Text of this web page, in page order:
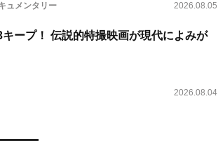
ュメンタリー 2026.08.05
ープ！ 伝説的特撮映画が現代によみが
2026.08.04